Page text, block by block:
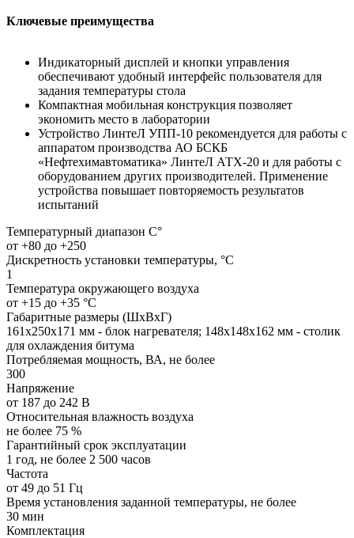
Ключевые преимущества
Индикаторный дисплей и кнопки управления
обеспечивают удобный интерфейс пользователя для
задания температуры стола
Компактная мобильная конструкция позволяет
экономить место в лаборатории
Устройство ЛинтеЛ УПП-10 рекомендуется для работы с
аппаратом производства АО БСКБ
«Нефтехимавтоматика» ЛинтеЛ АТХ-20 и для работы с
оборудованием других производителей. Применение
устройства повышает повторяемость результатов
испытаний
Температурный диапазон C°
от +80 до +250
Дискретность установки температуры, °С
1
Температура окружающего воздуха
от +15 до +35 °C
Габаритные размеры (ШхВхГ)
161х250х171 мм - блок нагревателя; 148х148х162 мм - столик
для охлаждения битума
Потребляемая мощность, ВА, не более
300
Напряжение
от 187 до 242 В
Относительная влажность воздуха
не более 75 %
Гарантийный срок эксплуатации
1 год, не более 2 500 часов
Частота
от 49 до 51 Гц
Время установления заданной температуры, не более
30 мин
Комплектация